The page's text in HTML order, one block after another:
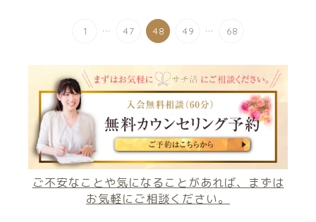
1 ... 47 48 49 ... 68
ご不安なことや気になることがあれば、まずは
お気軽にご相談ください。